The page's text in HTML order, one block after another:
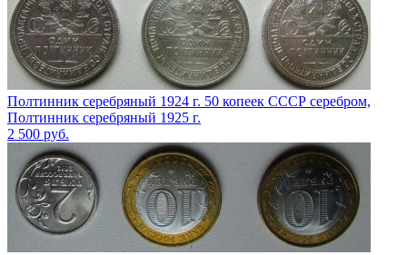
Полтинник серебряный 1924 г. 50 копеек СССР серебром,
Полтинник серебряный 1925 г.
2 500 руб.